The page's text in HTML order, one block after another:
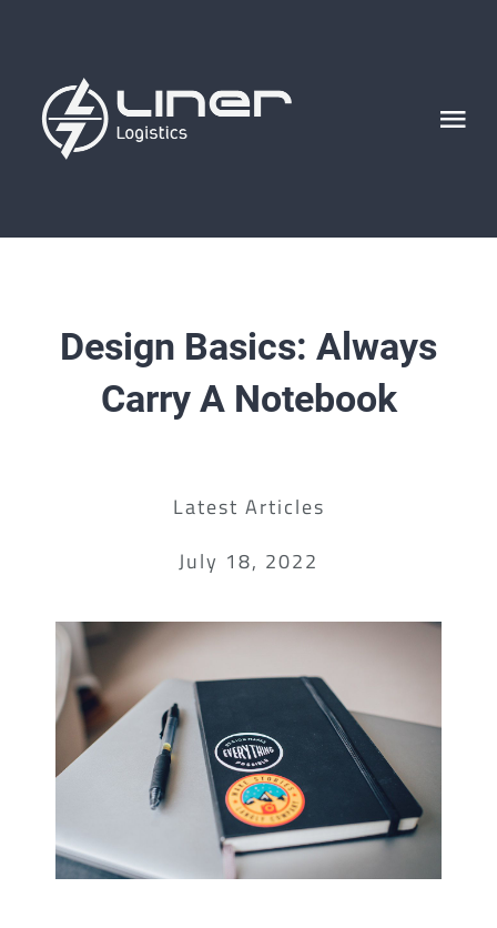
content
NETWORK
Design Basics: Always
Carry A Notebook
Latest Articles
July 18, 2022